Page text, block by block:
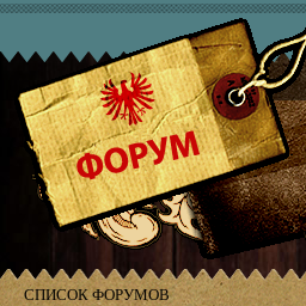
СПИСОК ФОРУМОВ